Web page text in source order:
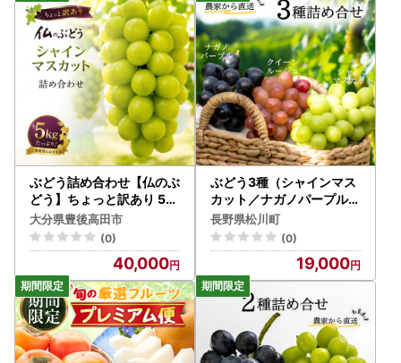
ぶどう詰め合わせ【仏のぶ
どう】ちょっと訳あり 5k
g
大分県豊後高田市
(0)
40,000
ぶどう3種（シャインマス
カット／ナガノパープル／
クイーンルージュ®） 贈答
約1.7kg 長野県松川町産[
KG18] //長野県 南信州 松
川町 種なし 食べ比べ 詰め
合わせ 産地直送 新鮮 果物
フルーツ 贈答
長野県松川町
(0)
19,000